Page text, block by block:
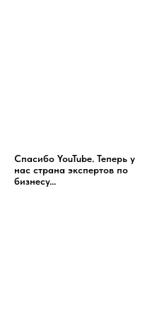
Спасибо YouTube. Теперь у
нас страна экспертов по
бизнесу...